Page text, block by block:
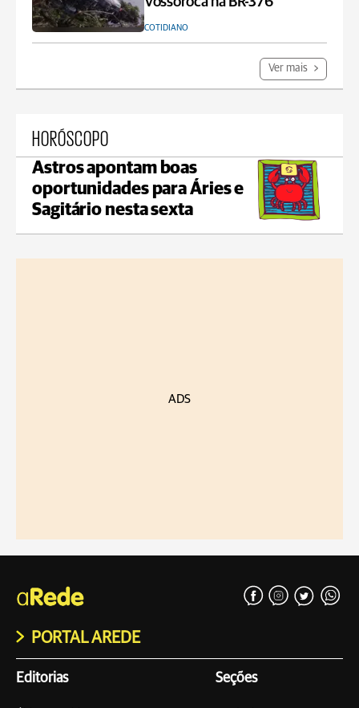
COTIDIANO
Ver mais
HORÓSCOPO
Astros apontam boas
oportunidades para Áries e
Sagitário nesta sexta
ADS
PORTAL AREDE
Editorias Seções